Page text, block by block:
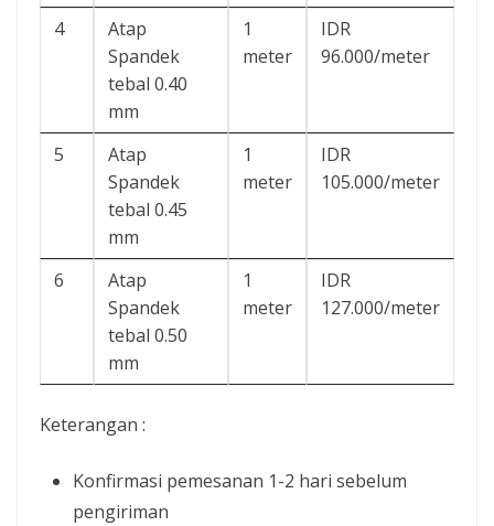
4
Atap
Spandek
tebal 0.40
mm
1
meter
IDR
96.000/meter
5
Atap
Spandek
tebal 0.45
mm
1
meter
IDR
105.000/meter
6
Atap
Spandek
tebal 0.50
mm
1
meter
IDR
127.000/meter
Keterangan :
Konfirmasi pemesanan 1-2 hari sebelum
pengiriman